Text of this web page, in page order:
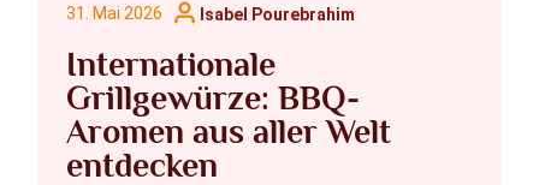
Internationale
Grillgewürze: BBQ-
Aromen aus aller Welt
entdecken
31. Mai 2026 Isabel Pourebrahim